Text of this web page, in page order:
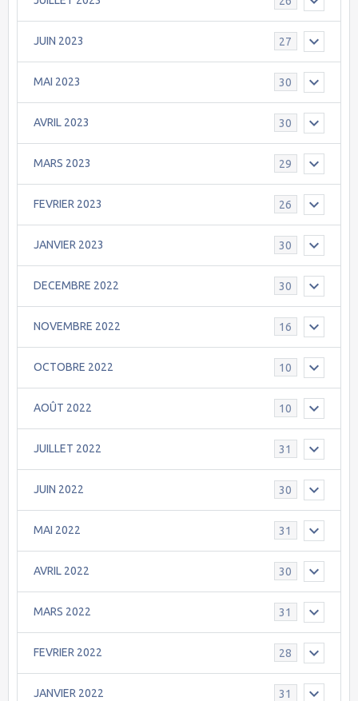
JUIN 2023 27
MAI 2023 30
AVRIL 2023 30
MARS 2023 29
FEVRIER 2023 26
JANVIER 2023 30
DECEMBRE 2022 30
NOVEMBRE 2022 16
OCTOBRE 2022 10
AOÛT 2022 10
JUILLET 2022 31
JUIN 2022 30
MAI 2022 31
AVRIL 2022 30
MARS 2022 31
FEVRIER 2022 28
JANVIER 2022 31